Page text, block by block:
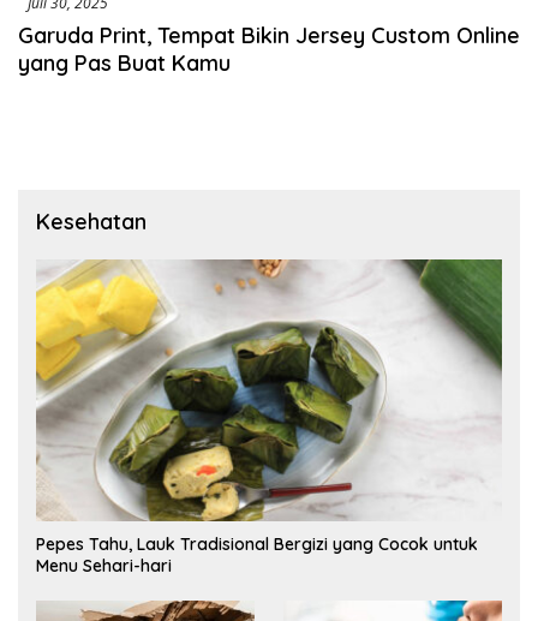
Garuda Print, Tempat Bikin Jersey Custom Online
yang Pas Buat Kamu
Kesehatan
Pepes Tahu, Lauk Tradisional Bergizi yang Cocok untuk
Menu Sehari-hari